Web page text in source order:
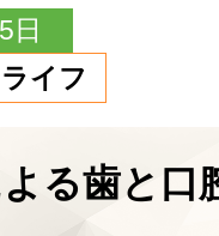
日
ライフ
る歯と口